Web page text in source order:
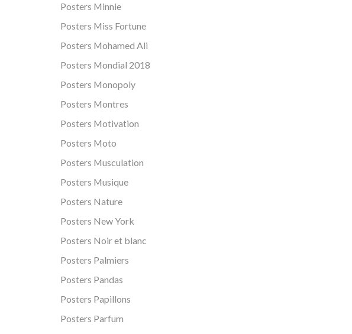
Posters Minnie
Posters Miss Fortune
Posters Mohamed Ali
Posters Mondial 2018
Posters Monopoly
Posters Montres
Posters Motivation
Posters Moto
Posters Musculation
Posters Musique
Posters Nature
Posters New York
Posters Noir et blanc
Posters Palmiers
Posters Pandas
Posters Papillons
Posters Parfum